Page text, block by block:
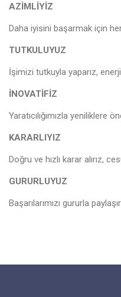
AZİMLİYİZ
Daha iyisini başarmak için
TUTKULUYUZ
İşimizi tutkuyla yaparız,
İNOVATİFİZ
Yaratıcılığımızla yeniliklere
KARARLIYIZ
Doğru ve hızlı karar alırız,
GURURLUYUZ
Başarılarımızı gururla